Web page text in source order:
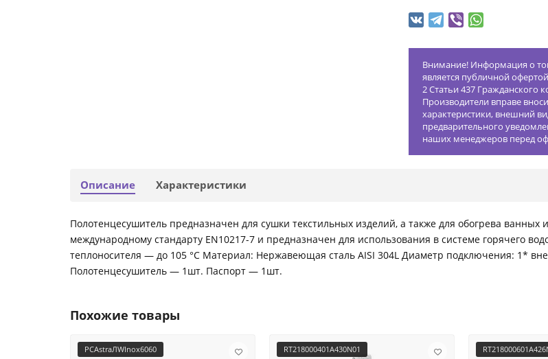
Внимание! Информация о
является публичной
2 Статьи 437 Гражданского
Производители вправе
характеристики, внешний
предварительного
наших менеджеров перед
Описание Характеристики
Полотенцесушитель предназначен для сушки текстильных изделий, а также для обогрева
международному стандарту EN10217-7 и предназначен для использования в системе горячего
теплоносителя — до 105 °С Материал: Нержавеющая сталь AISI 304L Диаметр подключения: 1*
Полотенцесушитель — 1шт. Паспорт — 1шт.
Похожие товары
PCAstraЛWInox6060 RT218000401A430N01